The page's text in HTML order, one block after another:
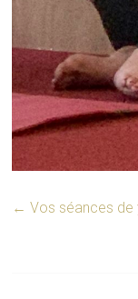
← Vos séances de